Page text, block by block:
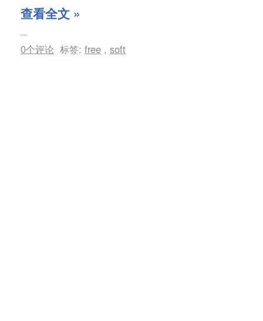
查看全文 »
0个评论 标签: free , soft